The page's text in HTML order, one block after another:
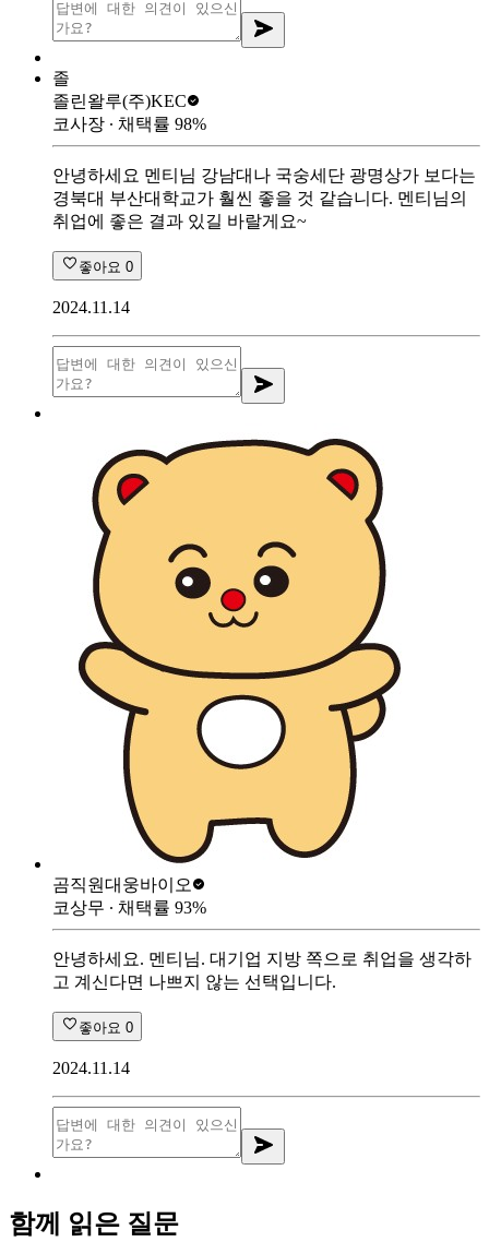
졸
졸린왈루(주)KEC
코사장 ∙ 채택률 98%
안녕하세요 멘티님 강남대나 국숭세단 광명상가 보다는
경북대 부산대학교가 훨씬 좋을 것 같습니다. 멘티님의
취업에 좋은 결과 있길 바랄게요~
좋아요 0
2024.11.14
곰직원대웅바이오
코상무 ∙ 채택률 93%
안녕하세요. 멘티님. 대기업 지방 쪽으로 취업을 생각하
고 계신다면 나쁘지 않는 선택입니다.
좋아요 0
2024.11.14
함께 읽은 질문